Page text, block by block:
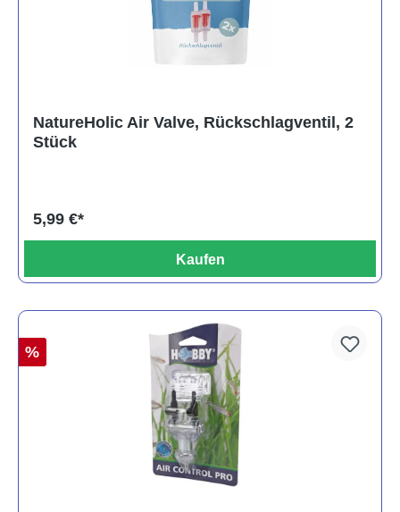
NatureHolic Air Valve, Rückschlagventil, 2
Stück
5,99 €*
Kaufen
%